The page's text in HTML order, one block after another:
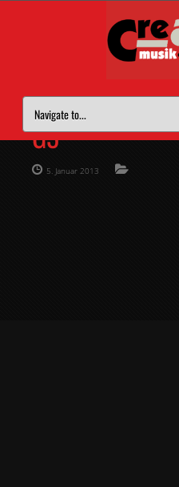
G3
5. Januar 2013